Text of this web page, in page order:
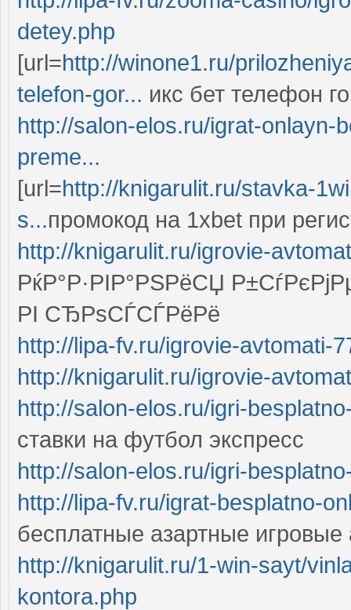
detey.php
[url=http://winone1.ru/
telefon-gor... икс бет телефон
http://salon-elos.ru/igrat-onlayn-
preme...
[url=http://knigarulit.ru/stavka-
s...промокод на 1xbet при
http://knigarulit.ru/igrovie-
РќР°Р·РІР°РЅРёСЏ
РІ СЂРѕСЃСЃРёРё
http://lipa-fv.ru/igrovie-avtomati-
http://knigarulit.ru/igrovie-
http://salon-elos.ru/igri-
ставки на футбол экспресс
http://salon-elos.ru/igri-
http://lipa-fv.ru/igrat-besplatno-
бесплатные азартные игровые
http://knigarulit.ru/1-win-sayt/
kontora.php